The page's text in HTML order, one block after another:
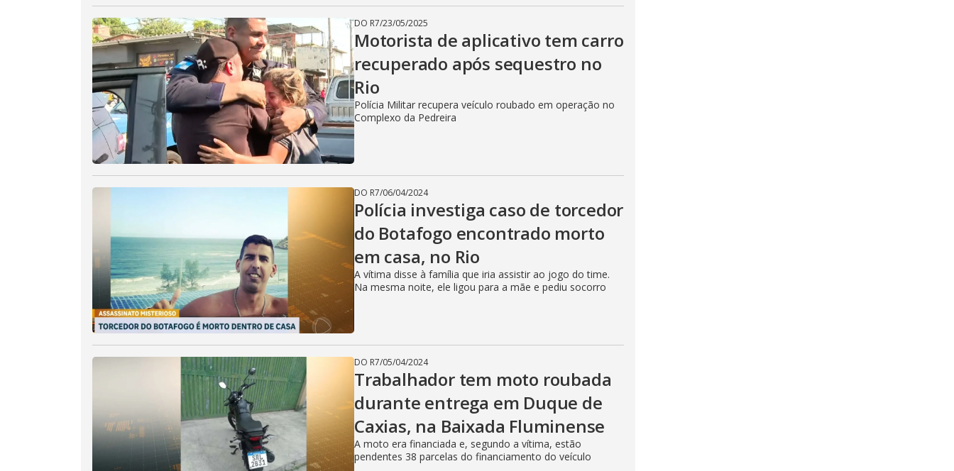
DO R7/23/05/2025
Motorista de aplicativo tem carro
recuperado após sequestro no
Rio
Polícia Militar recupera veículo roubado em operação no
Complexo da Pedreira
DO R7/06/04/2024
Polícia investiga caso de torcedor
do Botafogo encontrado morto
em casa, no Rio
A vítima disse à família que iria assistir ao jogo do time.
Na mesma noite, ele ligou para a mãe e pediu socorro
DO R7/05/04/2024
Trabalhador tem moto roubada
durante entrega em Duque de
Caxias, na Baixada Fluminense
A moto era financiada e, segundo a vítima, estão
pendentes 38 parcelas do financiamento do veículo